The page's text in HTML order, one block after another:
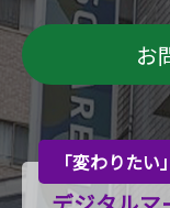
お
「変わりた